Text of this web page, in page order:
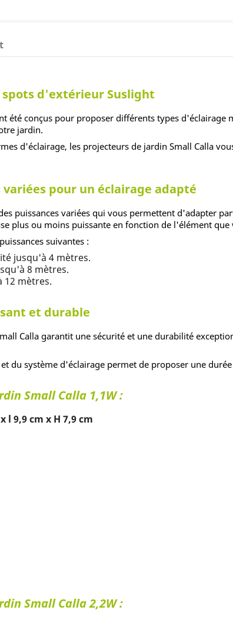
spots d'extérieur Suslight
été conçus pour proposer différents types
jardin.
d'éclairage, les projecteurs de jardin Small Calla
pour un éclairage adapté
puissances variées qui vous permettent d'adapter
plus ou moins puissante en fonction de l'élément
suivantes :
jusqu'à 4 mètres.
8 mètres.
12 mètres.
et durable
Calla garantit une sécurité et une durabilité
du système d'éclairage permet de proposer une
Small Calla 1,1W :
l 9,9 cm x H 7,9 cm
Small Calla 2,2W :